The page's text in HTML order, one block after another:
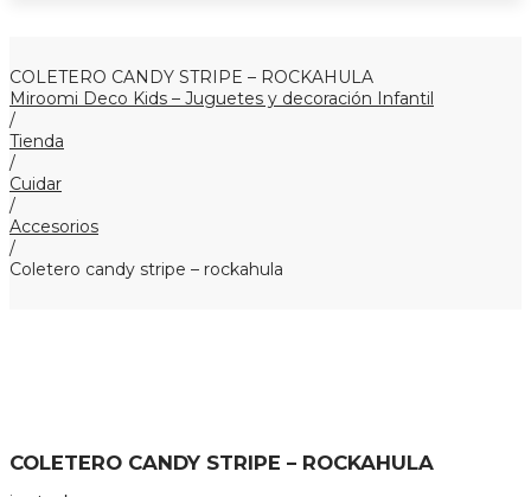
COLETERO CANDY STRIPE – ROCKAHULA
Miroomi Deco Kids – Juguetes y decoración Infantil
/
Tienda
/
Cuidar
/
Accesorios
/
Coletero candy stripe – rockahula
COLETERO CANDY STRIPE – ROCKAHULA